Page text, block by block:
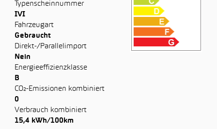
Typenscheinnummer
IVI
Fahrzeugart
Gebraucht
Direkt-/Parallelimport
Nein
Energieeffizienzklasse
B
CO₂-Emissionen kombiniert
0
Verbrauch kombiniert
15,4 kWh/100km